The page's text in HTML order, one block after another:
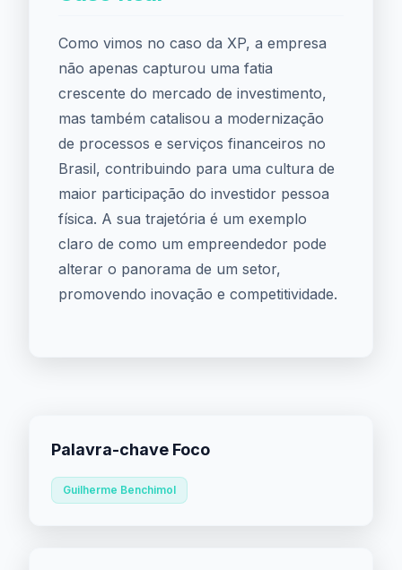
Como vimos no caso da XP, a empresa
não apenas capturou uma fatia
crescente do mercado de investimento,
mas também catalisou a modernização
de processos e serviços financeiros no
Brasil, contribuindo para uma cultura de
maior participação do investidor pessoa
física. A sua trajetória é um exemplo
claro de como um empreendedor pode
alterar o panorama de um setor,
promovendo inovação e competitividade.
Palavra-chave Foco
Guilherme Benchimol